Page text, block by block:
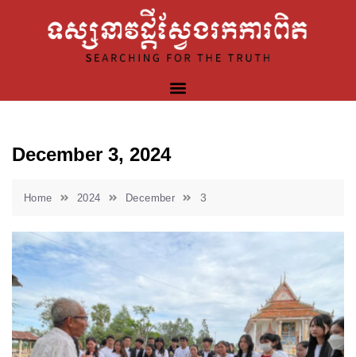
December 3, 2024
Home 2024 December 3